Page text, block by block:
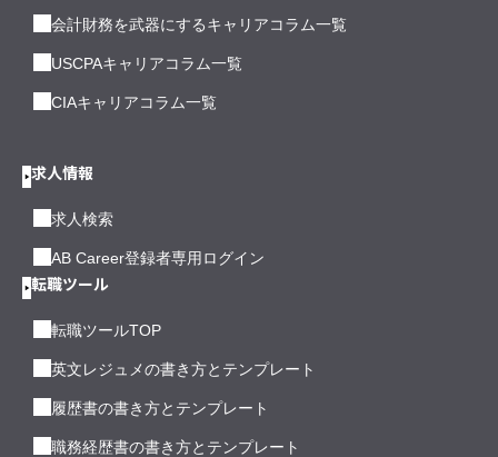
会計財務を武器にするキャリアコラム一覧
USCPAキャリアコラム一覧
CIAキャリアコラム一覧
求人情報
求人検索
AB Career登録者専用ログイン
転職ツール
転職ツールTOP
英文レジュメの書き方とテンプレート
履歴書の書き方とテンプレート
職務経歴書の書き方とテンプレート